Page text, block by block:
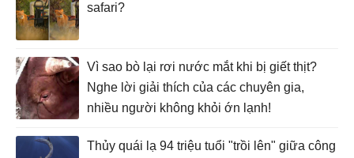
safari?
Vì sao bò lại rơi nước mắt khi bị giết thịt?
Nghe lời giải thích của các chuyên gia,
nhiều người không khỏi ớn lạnh!
Thủy quái lạ 94 triệu tuổi "trồi lên" giữa công